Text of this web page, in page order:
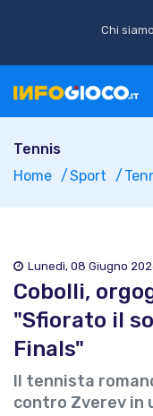
Chi siamo
Tennis
Home
Sport
Lunedì, 08 Giugno
Cobolli,
"Sfiorato il
Finals"
Il tennista
contro Zverev in